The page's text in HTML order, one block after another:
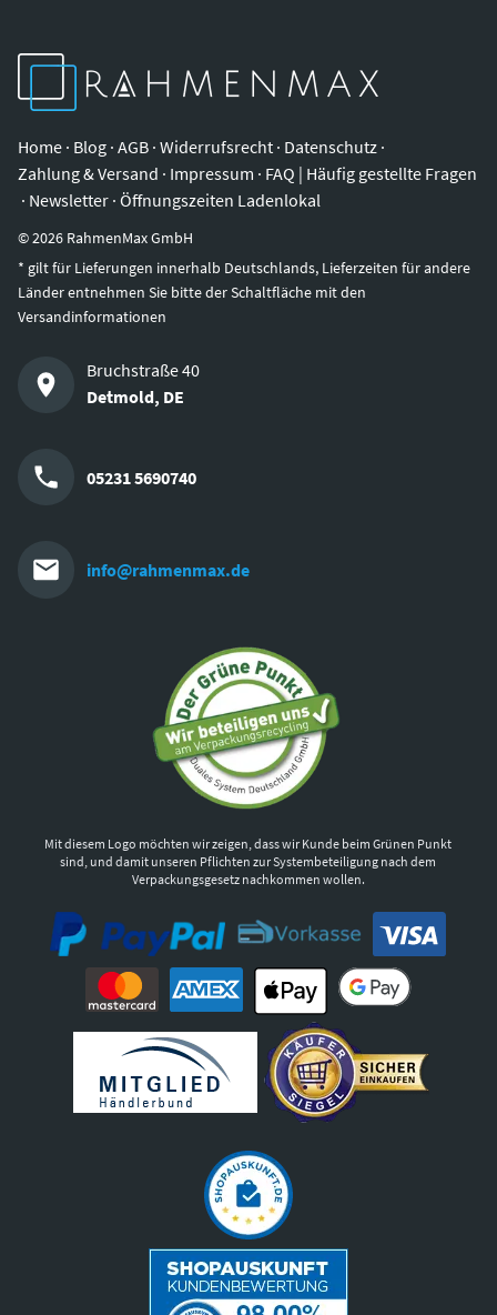
Home · Blog · AGB · Widerrufsrecht · Datenschutz ·
Zahlung & Versand · Impressum · FAQ | Häufig gestellte Fragen
· Newsletter · Öffnungszeiten Ladenlokal
©2026 RahmenMax GmbH
* gilt für Lieferungen innerhalb Deutschlands, Lieferzeiten für andere
Länder entnehmen Sie bitte der Schaltfläche mit den
Versandinformationen
Bruchstraße 40
Detmold, DE
05231 5690740
info@rahmenmax.de
Mit diesem Logo möchten wir zeigen, dass wir Kunde beim Grünen Punkt
sind, und damit unseren Pflichten zur Systembeteiligung nach dem
Verpackungsgesetz nachkommen wollen.